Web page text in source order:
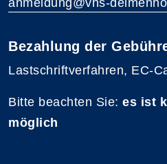
Bezahlung der
Lastschriftverfahren, EC-
Bitte beachten Sie: es ist
möglich